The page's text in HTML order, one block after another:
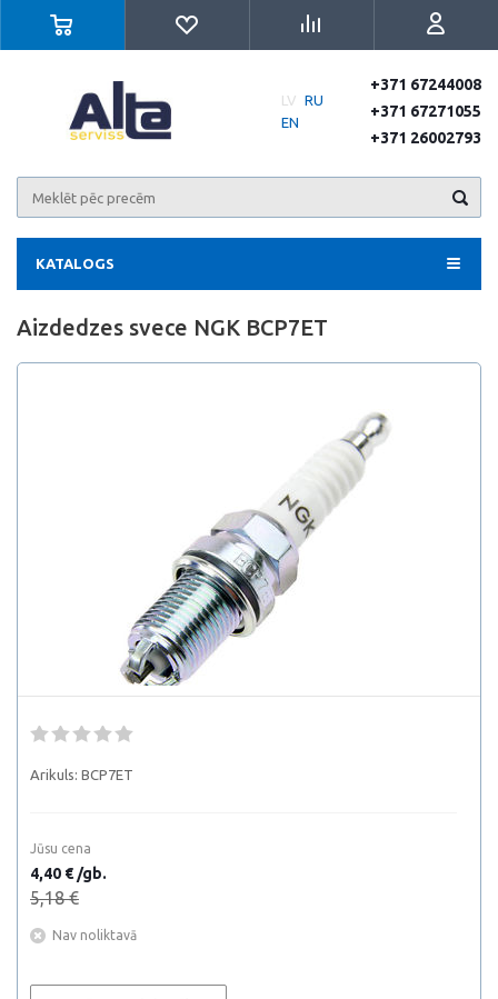
LV RU
EN
+371 67244008
+371 67271055
+371 26002793
KATALOGS
Aizdedzes svece NGK BCP7ET
Arikuls: BCP7ET
Jūsu cena
4,40 € /gb.
5,18 €
Nav noliktavā